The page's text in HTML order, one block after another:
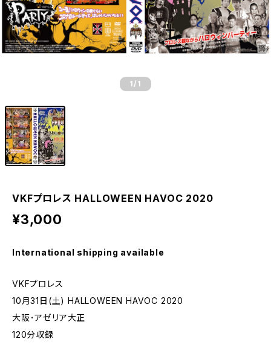
1 /1
VKFプロレス HALLOWEEN HAVOC 2020
¥3,000
International shipping available
VKFプロレス
10月31日(土) HALLOWEEN HAVOC 2020
大阪･アゼリア大正
120分収録